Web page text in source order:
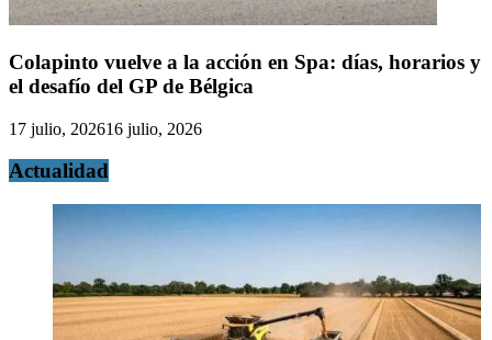
Colapinto vuelve a la acción en Spa: días, horarios y
el desafío del GP de Bélgica
17 julio, 202616 julio, 2026
Actualidad